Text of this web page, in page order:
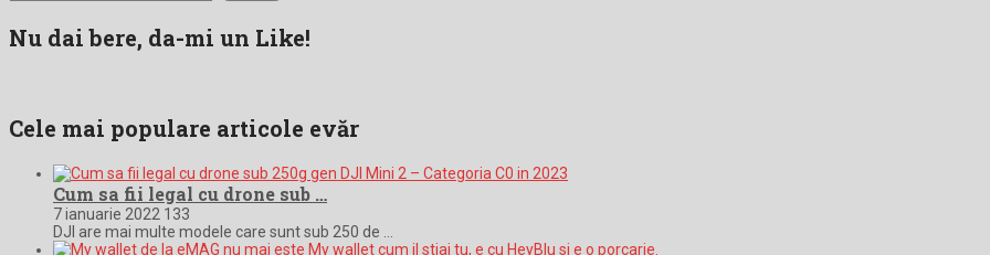
Nu dai bere, da-mi un Like!
Cele mai populare articole evăr
Cum sa fii legal cu drone sub …
7 ianuarie 2022 133
DJI are mai multe modele care sunt sub 250 de …